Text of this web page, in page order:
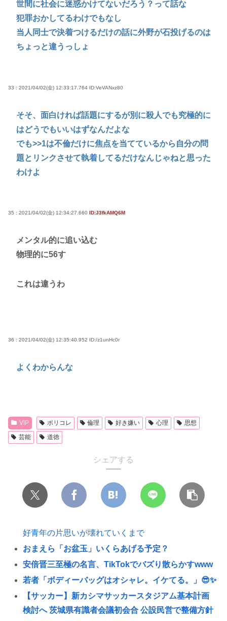
世間に社会に迷惑かけてないだろう？って話な
犯罪おかしてるわけでもなし
当人同士で決着つけるだけの話に外野が石投げるのは
ちょっと違うっしょ
33 : 2021/04/02(金) 12:33:17.764 ID:VeVANxz80
そそ、面白ければ話題にするが別に殺人でも究極的に
はどうでもいいはずなんだよな
でも>>1は不倫だけに焦点を当てているから自分の問
題とリンクさせて執着してるだけなんじゃねと思った
わけよ
35 : 2021/04/02(金) 12:34:27.660 ID:J3fkAMQ6M
メンタル的に追い込む
物理的に56す
これは違うわ
36 : 2021/04/02(金) 12:35:40.952 ID:/z1unHc0r
よくわからんな
VIP ポリコレ 倫理 好き嫌い 心理
思想
芸能
道徳
シェアする
好青年の片思いが壊れていくまで
おまえら「お盆玉」いくらあげる予定？
安倍晋三至極の名言、TikTokでバズり散らかすwww
若者「ボディーバッグはオシャレ。イケてる。」😎✨
【サッカー】新カシマサッカースタジアム基本計画
検討へ 茨城県有識者会議初会合 公設民営で整備方針